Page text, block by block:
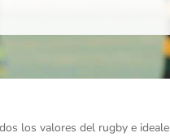
los valores del rugby e